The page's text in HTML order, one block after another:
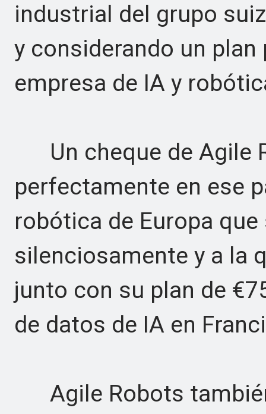
industrial del grupo
y considerando un
empresa de IA y
Un cheque de Agile
perfectamente en ese
robótica de Europa
silenciosamente y a la
junto con su plan de
de datos de IA en
Agile Robots